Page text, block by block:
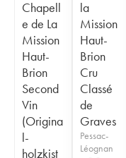
Chapell
e de La
Mission
Haut-
Brion
Second
Vin
(Origina
l-
holzkist
la
Mission
Haut-
Brion
Cru
Classé
de
Graves
Pessac-
Léognan